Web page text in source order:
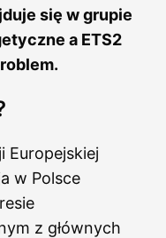
się w grupie
a ETS2
Europejskiej
w Polsce
z głównych